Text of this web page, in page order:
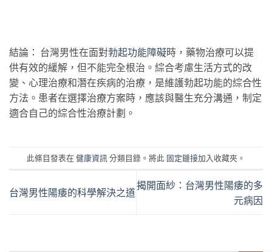
結論： 台灣男性在面對勃起功能障礙時，藥物治療可以提
供有效的緩解，但不能完全根治。綜合考慮生活方式的改
變、心理治療和潛在疾病的治療，是維護勃起功能的綜合性
方法。患者在選擇治療方案時，應該與醫生充分溝通，制定
適合自己的綜合性治療計劃。
此條目發表在 健康資訊 分類目錄。將此 固定鏈接加入收藏夾。
台灣男性陽痿的科學解決之道
揭開面紗：台灣男性陽痿的多
元病因